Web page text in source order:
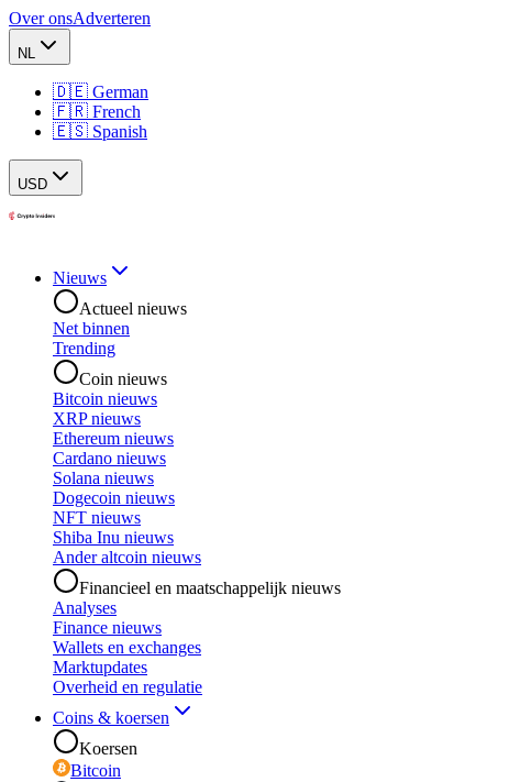
Over onsAdverteren
NL
🇩🇪 German
🇫🇷 French
🇪🇸 Spanish
USD
Nieuws
Actueel nieuws
Net binnen
Trending
Coin nieuws
Bitcoin nieuws
XRP nieuws
Ethereum nieuws
Cardano nieuws
Solana nieuws
Dogecoin nieuws
NFT nieuws
Shiba Inu nieuws
Ander altcoin nieuws
Financieel en maatschappelijk nieuws
Analyses
Finance nieuws
Wallets en exchanges
Marktupdates
Overheid en regulatie
Coins & koersen
Koersen
Bitcoin